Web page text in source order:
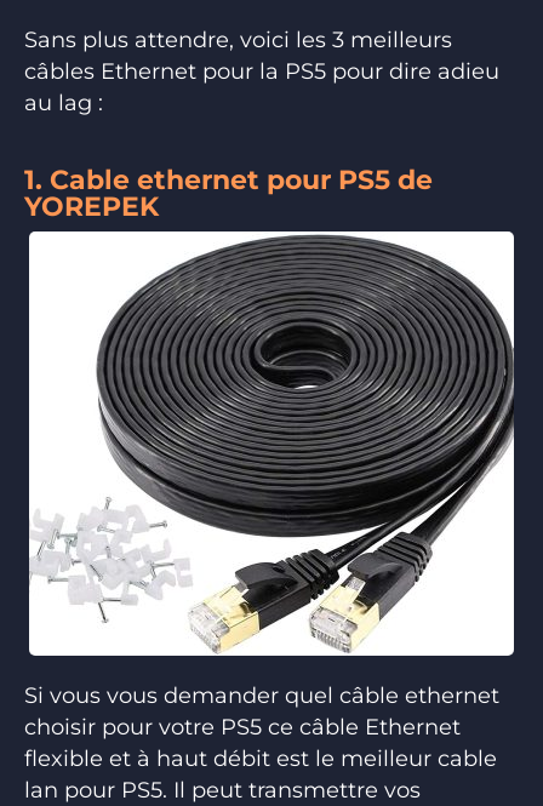
Sans plus attendre, voici les 3 meilleurs
câbles Ethernet pour la PS5 pour dire adieu
au lag :
1. Cable ethernet pour PS5 de
YOREPEK
Si vous vous demander quel câble ethernet
choisir pour votre PS5 ce câble Ethernet
flexible et à haut débit est le meilleur cable
lan pour PS5. Il peut transmettre vos